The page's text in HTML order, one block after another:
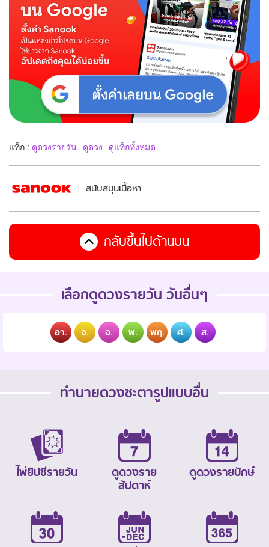
แท็ก : ดูดวงรายวัน ดูดวง ดูแท็กทั้งหมด
สนับสนุนเนื้อหา
กลับขึ้นไปด้านบน
เลือกดูดวงรายวัน วันอื่นๆ
อา. จ. อ. พ. พฤ. ศ. ส.
ทำนายดวงชะตารูปแบบอื่น
ไพ่ยิปซีรายวัน
ดูดวงราย
สัปดาห์
ดูดวงรายปักษ์